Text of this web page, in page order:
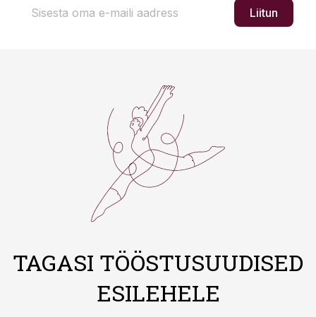
Liitun
TAGASI TÖÖSTUSUUDISED
ESILEHELE